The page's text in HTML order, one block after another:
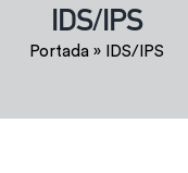
IDS/IPS
Portada » IDS/IPS